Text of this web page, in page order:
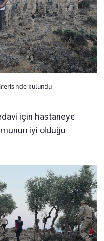
bulundu
için hastaneye
iyi olduğu